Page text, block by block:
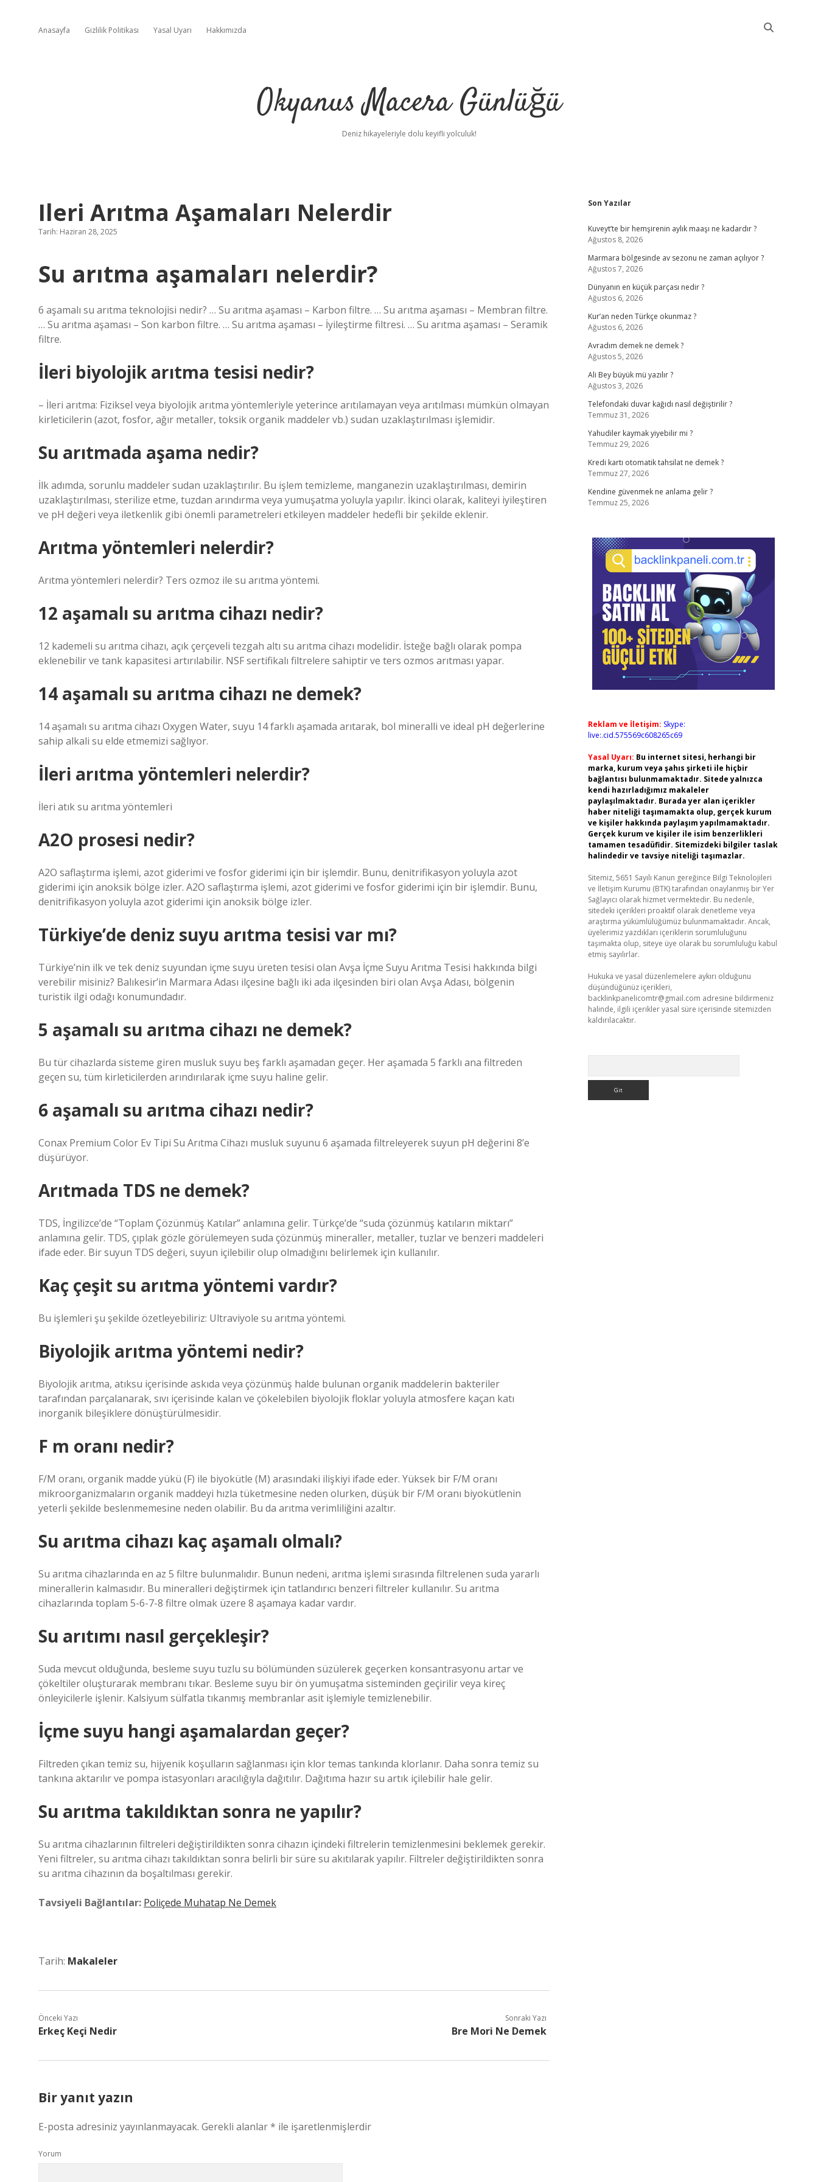
Anasayfa Gizlilik Politikası Yasal Uyarı Hakkımızda
Okyanus Macera Günlüğü
Deniz hikayeleriyle dolu keyifli yolculuk!
Ileri Arıtma Aşamaları Nelerdir
Tarih: Haziran 28, 2025
Su arıtma aşamaları nelerdir?
6 aşamalı su arıtma teknolojisi nedir? … Su arıtma aşaması – Karbon filtre. … Su arıtma aşaması – Membran filtre.
… Su arıtma aşaması – Son karbon filtre. … Su arıtma aşaması – İyileştirme filtresi. … Su arıtma aşaması – Seramik
filtre.
İleri biyolojik arıtma tesisi nedir?
– İleri arıtma: Fiziksel veya biyolojik arıtma yöntemleriyle yeterince arıtılamayan veya arıtılması mümkün olmayan
kirleticilerin (azot, fosfor, ağır metaller, toksik organik maddeler vb.) sudan uzaklaştırılması işlemidir.
Su arıtmada aşama nedir?
İlk adımda, sorunlu maddeler sudan uzaklaştırılır. Bu işlem temizleme, manganezin uzaklaştırılması, demirin
uzaklaştırılması, sterilize etme, tuzdan arındırma veya yumuşatma yoluyla yapılır. İkinci olarak, kaliteyi iyileştiren
ve pH değeri veya iletkenlik gibi önemli parametreleri etkileyen maddeler hedefli bir şekilde eklenir.
Arıtma yöntemleri nelerdir?
Arıtma yöntemleri nelerdir? Ters ozmoz ile su arıtma yöntemi.
12 aşamalı su arıtma cihazı nedir?
12 kademeli su arıtma cihazı, açık çerçeveli tezgah altı su arıtma cihazı modelidir. İsteğe bağlı olarak pompa
eklenebilir ve tank kapasitesi artırılabilir. NSF sertifikalı filtrelere sahiptir ve ters ozmos arıtması yapar.
14 aşamalı su arıtma cihazı ne demek?
14 aşamalı su arıtma cihazı Oxygen Water, suyu 14 farklı aşamada arıtarak, bol mineralli ve ideal pH değerlerine
sahip alkali su elde etmemizi sağlıyor.
İleri arıtma yöntemleri nelerdir?
İleri atık su arıtma yöntemleri
A2O prosesi nedir?
A2O saflaştırma işlemi, azot giderimi ve fosfor giderimi için bir işlemdir. Bunu, denitrifikasyon yoluyla azot
giderimi için anoksik bölge izler. A2O saflaştırma işlemi, azot giderimi ve fosfor giderimi için bir işlemdir. Bunu,
denitrifikasyon yoluyla azot giderimi için anoksik bölge izler.
Türkiye’de deniz suyu arıtma tesisi var mı?
Türkiye’nin ilk ve tek deniz suyundan içme suyu üreten tesisi olan Avşa İçme Suyu Arıtma Tesisi hakkında bilgi
verebilir misiniz? Balıkesir’in Marmara Adası ilçesine bağlı iki ada ilçesinden biri olan Avşa Adası, bölgenin
turistik ilgi odağı konumundadır.
5 aşamalı su arıtma cihazı ne demek?
Bu tür cihazlarda sisteme giren musluk suyu beş farklı aşamadan geçer. Her aşamada 5 farklı ana filtreden
geçen su, tüm kirleticilerden arındırılarak içme suyu haline gelir.
6 aşamalı su arıtma cihazı nedir?
Conax Premium Color Ev Tipi Su Arıtma Cihazı musluk suyunu 6 aşamada filtreleyerek suyun pH değerini 8’e
düşürüyor.
Arıtmada TDS ne demek?
TDS, İngilizce’de “Toplam Çözünmüş Katılar” anlamına gelir. Türkçe’de “suda çözünmüş katıların miktarı”
anlamına gelir. TDS, çıplak gözle görülemeyen suda çözünmüş mineraller, metaller, tuzlar ve benzeri maddeleri
ifade eder. Bir suyun TDS değeri, suyun içilebilir olup olmadığını belirlemek için kullanılır.
Kaç çeşit su arıtma yöntemi vardır?
Bu işlemleri şu şekilde özetleyebiliriz: Ultraviyole su arıtma yöntemi.
Biyolojik arıtma yöntemi nedir?
Biyolojik arıtma, atıksu içerisinde askıda veya çözünmüş halde bulunan organik maddelerin bakteriler
tarafından parçalanarak, sıvı içerisinde kalan ve çökelebilen biyolojik floklar yoluyla atmosfere kaçan katı
inorganik bileşiklere dönüştürülmesidir.
F m oranı nedir?
F/M oranı, organik madde yükü (F) ile biyokütle (M) arasındaki ilişkiyi ifade eder. Yüksek bir F/M oranı
mikroorganizmaların organik maddeyi hızla tüketmesine neden olurken, düşük bir F/M oranı biyokütlenin
yeterli şekilde beslenmemesine neden olabilir. Bu da arıtma verimliliğini azaltır.
Su arıtma cihazı kaç aşamalı olmalı?
Su arıtma cihazlarında en az 5 filtre bulunmalıdır. Bunun nedeni, arıtma işlemi sırasında filtrelenen suda yararlı
minerallerin kalmasıdır. Bu mineralleri değiştirmek için tatlandırıcı benzeri filtreler kullanılır. Su arıtma
cihazlarında toplam 5-6-7-8 filtre olmak üzere 8 aşamaya kadar vardır.
Su arıtımı nasıl gerçekleşir?
Suda mevcut olduğunda, besleme suyu tuzlu su bölümünden süzülerek geçerken konsantrasyonu artar ve
çökeltiler oluşturarak membranı tıkar. Besleme suyu bir ön yumuşatma sisteminden geçirilir veya kireç
önleyicilerle işlenir. Kalsiyum sülfatla tıkanmış membranlar asit işlemiyle temizlenebilir.
İçme suyu hangi aşamalardan geçer?
Filtreden çıkan temiz su, hijyenik koşulların sağlanması için klor temas tankında klorlanır. Daha sonra temiz su
tankına aktarılır ve pompa istasyonları aracılığıyla dağıtılır. Dağıtıma hazır su artık içilebilir hale gelir.
Su arıtma takıldıktan sonra ne yapılır?
Su arıtma cihazlarının filtreleri değiştirildikten sonra cihazın içindeki filtrelerin temizlenmesini beklemek gerekir.
Yeni filtreler, su arıtma cihazı takıldıktan sonra belirli bir süre su akıtılarak yapılır. Filtreler değiştirildikten sonra
su arıtma cihazının da boşaltılması gerekir.
Tavsiyeli Bağlantılar: Poliçede Muhatap Ne Demek
Tarih: Makaleler
Önceki Yazı
Erkeç Keçi Nedir
Sonraki Yazı
Bre Mori Ne Demek
Bir yanıt yazın
E-posta adresiniz yayınlanmayacak. Gerekli alanlar* ile işaretlenmişlerdir
Yorum
Sidebar
Son Yazılar
Kuveyt’te bir hemşirenin aylık maaşı ne kadardır ?
Ağustos 8, 2026
Marmara bölgesinde av sezonu ne zaman açılıyor ?
Ağustos 7, 2026
Dünyanın en küçük parçası nedir ?
Ağustos 6, 2026
Kur’an neden Türkçe okunmaz ?
Ağustos 6, 2026
Avradım demek ne demek ?
Ağustos 5, 2026
Ali Bey büyük mü yazılır ?
Ağustos 3, 2026
Telefondaki duvar kağıdı nasıl değiştirilir ?
Temmuz 31, 2026
Yahudiler kaymak yiyebilir mi ?
Temmuz 29, 2026
Kredi kartı otomatik tahsilat ne demek ?
Temmuz 27, 2026
Kendine güvenmek ne anlama gelir ?
Temmuz 25, 2026
Reklam ve İletişim: Skype:
live:.cid.575569c608265c69
Yasal Uyarı: Bu internet sitesi, herhangi bir
marka, kurum veya şahıs şirketi ile hiçbir
bağlantısı bulunmamaktadır. Sitede yalnızca
kendi hazırladığımız makaleler
paylaşılmaktadır. Burada yer alan içerikler
haber niteliği taşımamakta olup, gerçek kurum
ve kişiler hakkında paylaşım yapılmamaktadır.
Gerçek kurum ve kişiler ile isim benzerlikleri
tamamen tesadüfidir. Sitemizdeki bilgiler taslak
halindedir ve tavsiye niteliği taşımazlar.
Sitemiz, 5651 Sayılı Kanun gereğince Bilgi Teknolojileri
ve İletişim Kurumu (BTK) tarafından onaylanmış bir Yer
Sağlayıcı olarak hizmet vermektedir. Bu nedenle,
sitedeki içerikleri proaktif olarak denetleme veya
araştırma yükümlülüğümüz bulunmamaktadır. Ancak,
üyelerimiz yazdıkları içeriklerin sorumluluğunu
taşımakta olup, siteye üye olarak bu sorumluluğu kabul
etmiş sayılırlar.
Hukuka ve yasal düzenlemelere aykırı olduğunu
düşündüğünüz içerikleri,
backlinkpanelicomtr@gmail.com adresine bildirmeniz
halinde, ilgili içerikler yasal süre içerisinde sitemizden
kaldırılacaktır.